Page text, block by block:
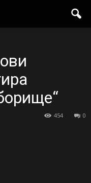
0
454